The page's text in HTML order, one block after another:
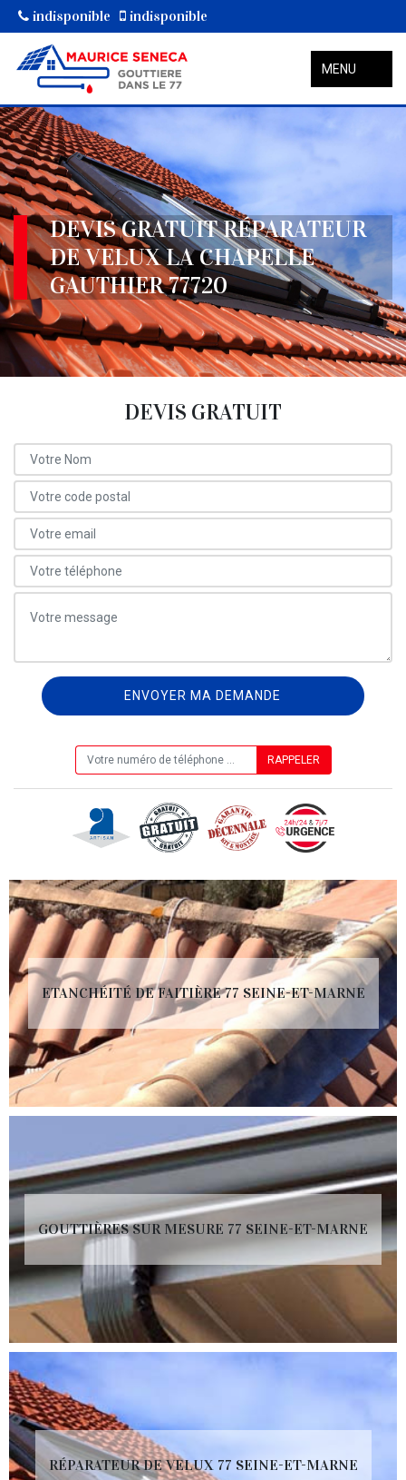
indisponible indisponible
MENU
DEVIS GRATUIT RÉPARATEUR
DE VELUX LA CHAPELLE
GAUTHIER 77720
DEVIS GRATUIT
ETANCHÉITÉ DE FAITIÈRE 77 SEINE-ET-MARNE
GOUTTIÈRES SUR MESURE 77 SEINE-ET-MARNE
RÉPARATEUR DE VELUX 77 SEINE-ET-MARNE